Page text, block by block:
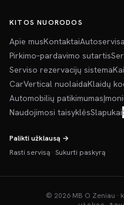
KITOS NUORODOS
Apie musKontaktai
Pirkimo–pardavimo sutartis
Serviso rezervacijų sistema
CarVertical nuolaidaKlaidų
Automobilių patikimumas
Naudojimosi taisyklėsSlapukai
Palikti užklausą →
Rasti servisą · Sukurti paskyrą
© 2026 MB O Zeniau ·